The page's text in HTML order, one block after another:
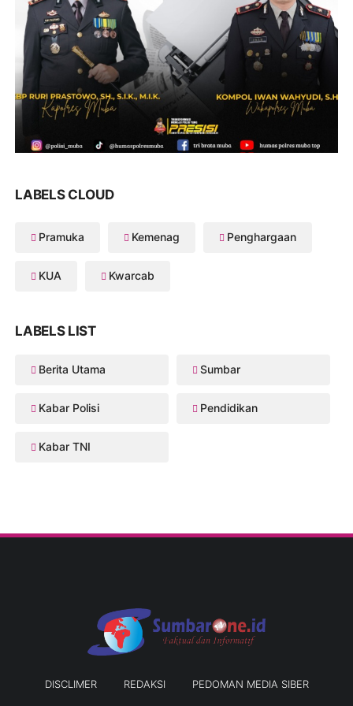
LABELS CLOUD
Pramuka Kemenag Penghargaan
KUA Kwarcab
LABELS LIST
Berita Utama Sumbar
Kabar Polisi Pendidikan
Kabar TNI
DISCLIMER REDAKSI PEDOMAN MEDIA SIBER